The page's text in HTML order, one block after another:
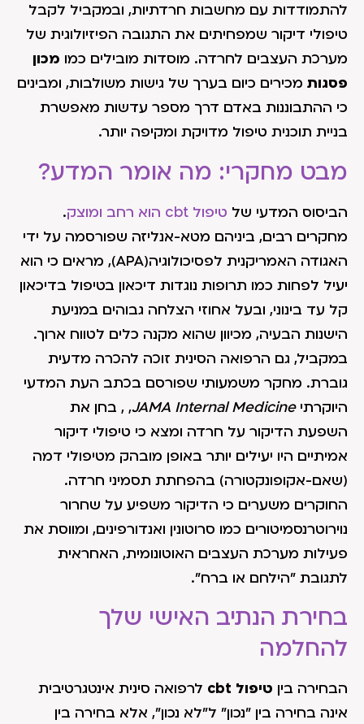
להתמודדות עם מחשבות חרדתיות, ובמקביל לקבל
טיפולי דיקור שמפחיתים את התגובה הפיזיולוגית של
מערכת העצבים לחרדה. מוסדות מובילים כמו מכון
פסגות מכירים כיום בערך של גישות משולבות, ומבינים
כי ההתבוננות באדם דרך מספר עדשות מאפשרת
בניית תוכנית טיפול מדויקת ומקיפה יותר.
מבט מחקרי: מה אומר המדע?
הביסוס המדעי של טיפול cbt הוא רחב ומוצק
.
מחקרים רבים, ביניהם מטא-אנליזה שפורסמה על ידי
האגודה האמריקנית לפסיכולוגיה(APA), מראים כי הוא
יעיל לפחות כמו תרופות נוגדות דיכאון בטיפול בדיכאון
קל עד בינוני, ובעל אחוזי הצלחה גבוהים במניעת
הישנות הבעיה, מכיוון שהוא מקנה כלים לטווח ארוך.
במקביל, גם הרפואה הסינית זוכה להכרה מדעית
גוברת. מחקר משמעותי שפורסם בכתב העת המדעי
היוקרתיJAMA Internal Medicine, , בחן את
השפעת הדיקור על חרדה ומצא כי טיפולי דיקור
אמיתיים היו יעילים יותר באופן מובהק מטיפולי דמה
(שאם-אקופונקטורה) בהפחתת תסמיני חרדה.
החוקרים משערים כי הדיקור משפיע על שחרור
נוירוטרנסמיטורים כמו סרוטונין ואנדורפינים, ומווסת את
פעילות מערכת העצבים האוטונומית, האחראית
לתגובת "הילחם או ברח".
בחירת הנתיב האישי שלך
להחלמה
הבחירה בין טיפול
לרפואה סינית אינטגרטיבית
אינה בחירה בין "נכון" ל"לא נכון", אלא בחירה בין